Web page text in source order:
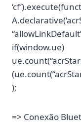
if(window.ue)
);
=> Conexão